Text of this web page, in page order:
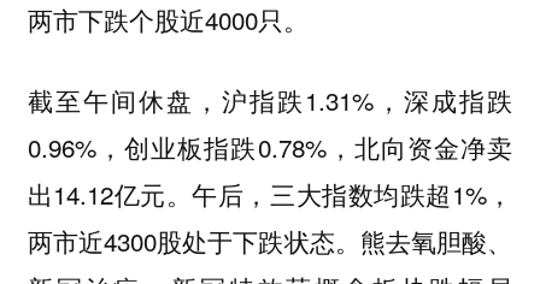
两市下跌个股近4000只。
截至午间休盘，沪指跌1.31%，深成指跌
0.96%，创业板指跌0.78%，北向资金净卖
出14.12亿元。午后，三大指数均跌超1%，
两市近4300股处于下跌状态。熊去氧胆酸、